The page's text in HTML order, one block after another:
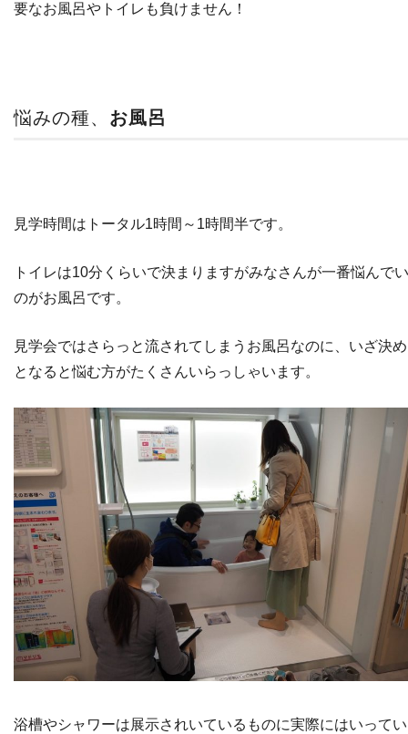
要なお風呂やトイレも負けません！
悩みの種、 お風呂
見学時間はトータル1時間～1時間半です。
トイレは10分くらいで決まりますがみなさんが一番悩んで
のがお風呂です。
見学会ではさらっと流されてしまうお風呂なのに、いざ決
となると悩む方がたくさんいらっしゃいます。
浴槽やシャワーは展示されいているものに実際にはいって